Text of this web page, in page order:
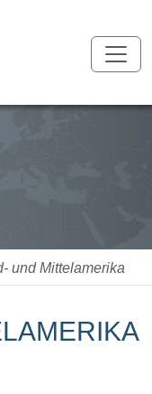
und Mittelamerika